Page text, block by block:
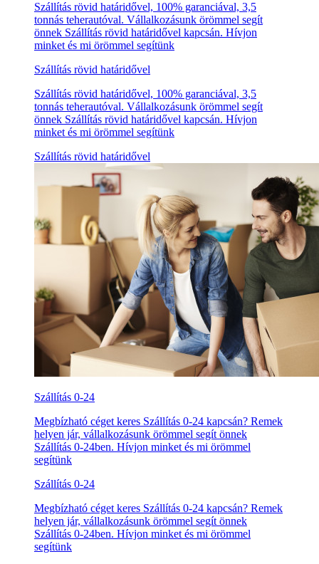
Szállítás rövid határidővel, 100% garanciával, 3,5
tonnás teherautóval. Vállalkozásunk örömmel segít
önnek Szállítás rövid határidővel kapcsán. Hívjon
minket és mi örömmel segítünk
Szállítás rövid határidővel
Szállítás rövid határidővel, 100% garanciával, 3,5
tonnás teherautóval. Vállalkozásunk örömmel segít
önnek Szállítás rövid határidővel kapcsán. Hívjon
minket és mi örömmel segítünk
Szállítás rövid határidővel
Szállítás 0-24
Megbízható céget keres Szállítás 0-24 kapcsán? Remek
helyen jár, vállalkozásunk örömmel segít önnek
Szállítás 0-24ben. Hívjon minket és mi örömmel
segítünk
Szállítás 0-24
Megbízható céget keres Szállítás 0-24 kapcsán? Remek
helyen jár, vállalkozásunk örömmel segít önnek
Szállítás 0-24ben. Hívjon minket és mi örömmel
segítünk